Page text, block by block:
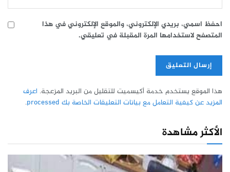
احفظ اسمي، بريدي الإلكتروني، والموقع الإلكتروني في هذا
المتصفح لاستخدامها المرة المقبلة في تعليقي.
هذا الموقع يستخدم خدمة أكيسميت للتقليل من البريد المزعجة. اعرف
المزيد عن كيفية التعامل مع بيانات التعليقات الخاصة بك processed
.
الأكثر مشاهدة